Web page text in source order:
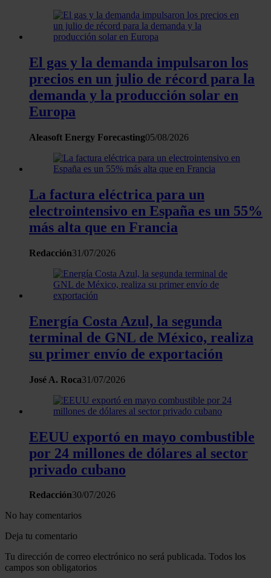
consentimiento en cualquier momento en la Declaración
de cookies.
Las cookies de este sitio web se usan para personalizar
el contenido y los anuncios, ofrecer funciones de redes
sociales y analizar el tráfico. Además, compartimos
información sobre el uso que haga del sitio web con
nuestros partners de redes sociales, publicidad y análisis
web, quienes pueden combinarla con otra información
que les haya proporcionado o que hayan recopilado a
partir del uso que haya hecho de sus servicios.
El gas y la demanda impulsaron los
precios en un julio de récord para la
demanda y la producción solar en
Europa
Aleasoft Energy Forecasting05/08/2026
La factura eléctrica para un
electrointensivo en España es un 55%
más alta que en Francia
Redacción31/07/2026
Energía Costa Azul, la segunda
terminal de GNL de México, realiza
su primer envío de exportación
José A. Roca31/07/2026
EEUU exportó en mayo combustible
por 24 millones de dólares al sector
privado cubano
Redacción30/07/2026
No hay comentarios
Deja tu comentario
Tu dirección de correo electrónico no será publicada. Todos los
campos son obligatorios